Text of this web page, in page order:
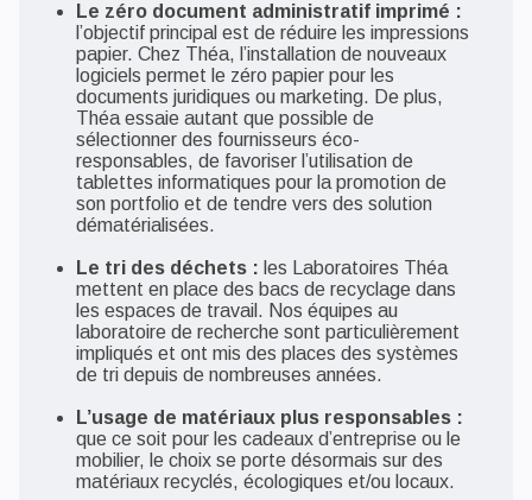
Le zéro document administratif imprimé :
l’objectif principal est de réduire les impressions
papier. Chez Théa, l’installation de nouveaux
logiciels permet le zéro papier pour les
documents juridiques ou marketing. De plus,
Théa essaie autant que possible de
sélectionner des fournisseurs éco-
responsables, de favoriser l’utilisation de
tablettes informatiques pour la promotion de
son portfolio et de tendre vers des solution
dématérialisées.
Le tri des déchets : les Laboratoires Théa
mettent en place des bacs de recyclage dans
les espaces de travail. Nos équipes au
laboratoire de recherche sont particulièrement
impliqués et ont mis des places des systèmes
de tri depuis de nombreuses années.
L’usage de matériaux plus responsables :
que ce soit pour les cadeaux d’entreprise ou le
mobilier, le choix se porte désormais sur des
matériaux recyclés, écologiques et/ou locaux.